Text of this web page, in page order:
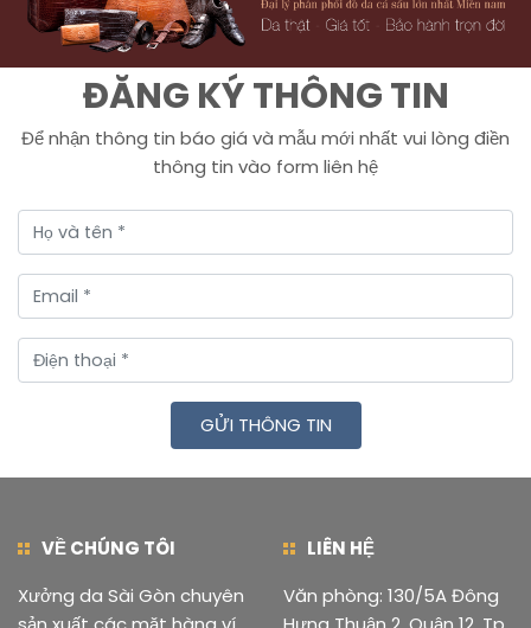
ĐĂNG KÝ THÔNG TIN
Để nhận thông tin báo giá và mẫu mới nhất vui lòng điền
thông tin vào form liên hệ
GỬI THÔNG TIN
VỀ CHÚNG TÔI
Xưởng da Sài Gòn chuyên
LIÊN HỆ
Văn phòng: 130/5A Đông